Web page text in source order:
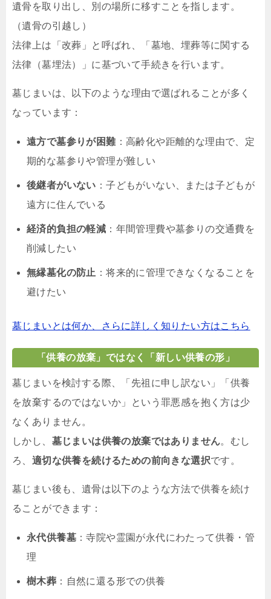
遺骨を取り出し、別の場所に移すことを指します。
（遺骨の引越し）
法律上は「改葬」と呼ばれ、「墓地、埋葬等に関する
法律（墓埋法）」に基づいて手続きを行います。
墓じまいは、以下のような理由で選ばれることが多く
なっています：
遠方で墓参りが困難：高齢化や距離的な理由で、定
期的な墓参りや管理が難しい
後継者がいない ：子どもがいない、または子どもが
遠方に住んでいる
経済的負担の軽減 ：年間管理費や墓参りの交通費を
削減したい
無縁墓化の防止 ：将来的に管理できなくなることを
避けたい
墓じまいとは何か、さらに詳しく知りたい方はこちら
「供養の放棄」ではなく「新しい供養の形」
墓じまいを検討する際、「先祖に申し訳ない」「供養
を放棄するのではないか」という罪悪感を抱く方は少
なくありません。
しかし、 墓じまいは供養の放棄ではありません。むし
ろ、 適切な供養を続けるための前向きな選択です。
墓じまい後も、遺骨は以下のような方法で供養を続け
ることができます：
永代供養墓 ：寺院や霊園が永代にわたって供養・管
理
樹木葬 ：自然に還る形での供養